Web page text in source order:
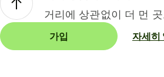
거리에 상관없이 더 먼
가입 자세히